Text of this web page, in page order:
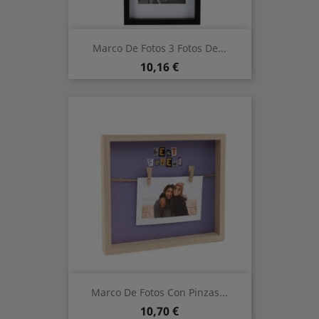
Marco De Fotos 3 Fotos De...
Precio
10,16 €
Marco De Fotos Con Pinzas...
Precio
10,70 €